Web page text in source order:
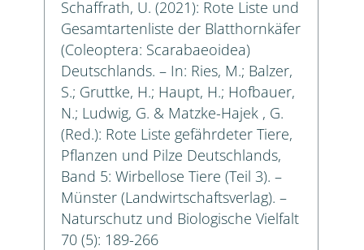
Schaffrath, U. (2021): Rote Liste und
Gesamtartenliste der Blatthornkäfer
(Coleoptera: Scarabaeoidea)
Deutschlands. – In: Ries, M.; Balzer,
S.; Gruttke, H.; Haupt, H.; Hofbauer,
N.; Ludwig, G. & Matzke-Hajek , G.
(Red.): Rote Liste gefährdeter Tiere,
Pflanzen und Pilze Deutschlands,
Band 5: Wirbellose Tiere (Teil 3). –
Münster (Landwirtschaftsverlag). –
Naturschutz und Biologische Vielfalt
70 (5): 189-266